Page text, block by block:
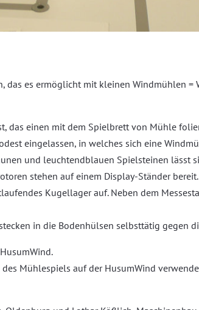
das es ermöglicht mit kleinen Windmühlen
das einen mit dem Spielbrett von Mühle
eingelassen, in welches sich eine
und leuchtendblauen Spielsteinen lässt
stehen auf einem Display-Ständer bereit.
Kugellager auf. Neben dem
in die Bodenhülsen selbsttätig gegen
Mühlespiels auf der HusumWind